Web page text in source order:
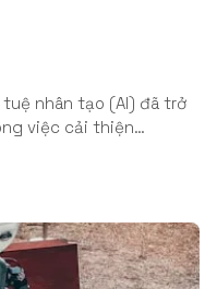
nhân tạo (AI) đã trở
việc cải thiện…